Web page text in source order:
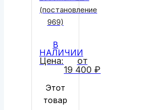
Цена:
от
19 400 ₽
(постановление
969)
В
НАЛИЧИИ
Этот
товар